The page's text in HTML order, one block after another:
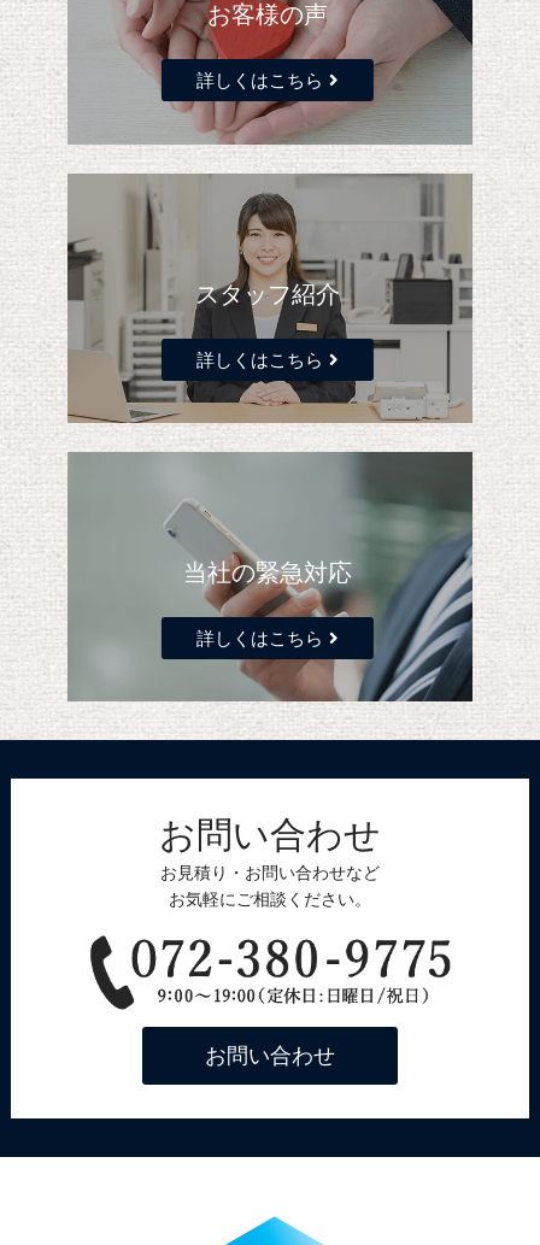
お客様の声
詳しくはこちら
スタッフ紹介
詳しくはこちら
当社の緊急対応
詳しくはこちら
お問い合わせ
お見積り・お問い合わせなど
お気軽にご相談ください。
お問い合わせ